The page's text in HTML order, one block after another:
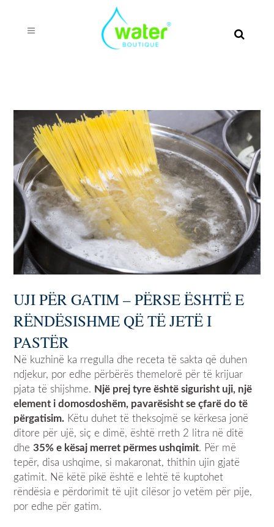
UJI PËR GATIM – PËRSE ËSHTË E
RËNDËSISHME QË TË JETË I
PASTËR
Në kuzhinë ka rregulla dhe receta të sakta që duhen
ndjekur, por edhe përbërës themelorë për të krijuar
pjata të shijshme. Një prej tyreështë sigurisht uji, një
element i domosdoshëm, pavarësisht se çfarë do të
përgatisim. Këtu duhet të theksojmë se kërkesa jonë
ditore për ujë, siç e dimë, është rreth 2 litra në ditë
dhe35% e kësaj merret përmes ushqimit. Për më
tepër, disa ushqime, si makaronat, thithin ujin gjatë
gatimit. Në këtë pikë është e lehtë të kuptohet
rëndësia e përdorimit të ujit cilësor jo vetëm për pije,
por edhe për gatim.